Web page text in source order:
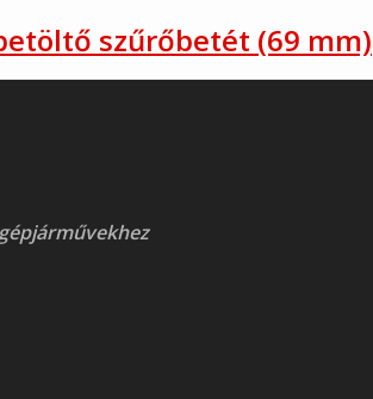
szűrőbetét (69 mm)